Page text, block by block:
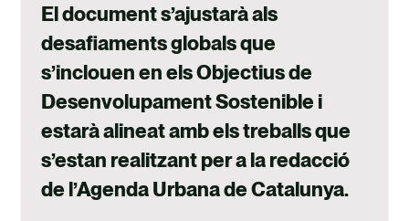
El document s’ajustarà als
desafiaments globals que
s’inclouen en els Objectius de
Desenvolupament Sostenible i
estarà alineat amb els treballs que
s’estan realitzant per a la redacció
de l’Agenda Urbana de Catalunya.